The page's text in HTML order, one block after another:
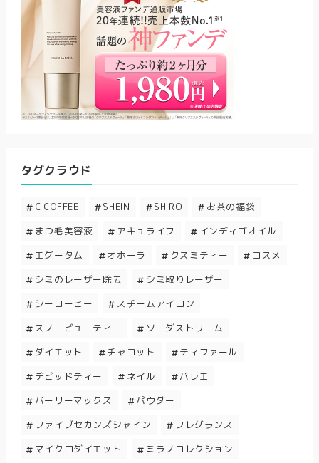
タグクラウド
C COFFEE SHEIN SHIRO
お茶の福袋
まつ毛美容液
アキュライフ
インディゴオイル
エグータム
オホーラ クスミティー
コスメ
シミのレーザー除去
シミ取りレーザー
シーコーヒー
スチームアイロン
スノービューティー
ソーダストリーム
ダイエット
チャコット
ティファール
デビッドティー
ネイル
バレエ
バーリーマックス
パウダー
ファイブセカンズシャイン
フレグランス
マイクロダイエット
ミラノコレクション